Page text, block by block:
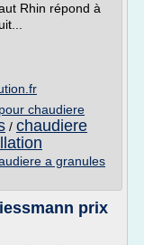
Rhin répond à
chaudiere
/ chaudiere
a granules
prix